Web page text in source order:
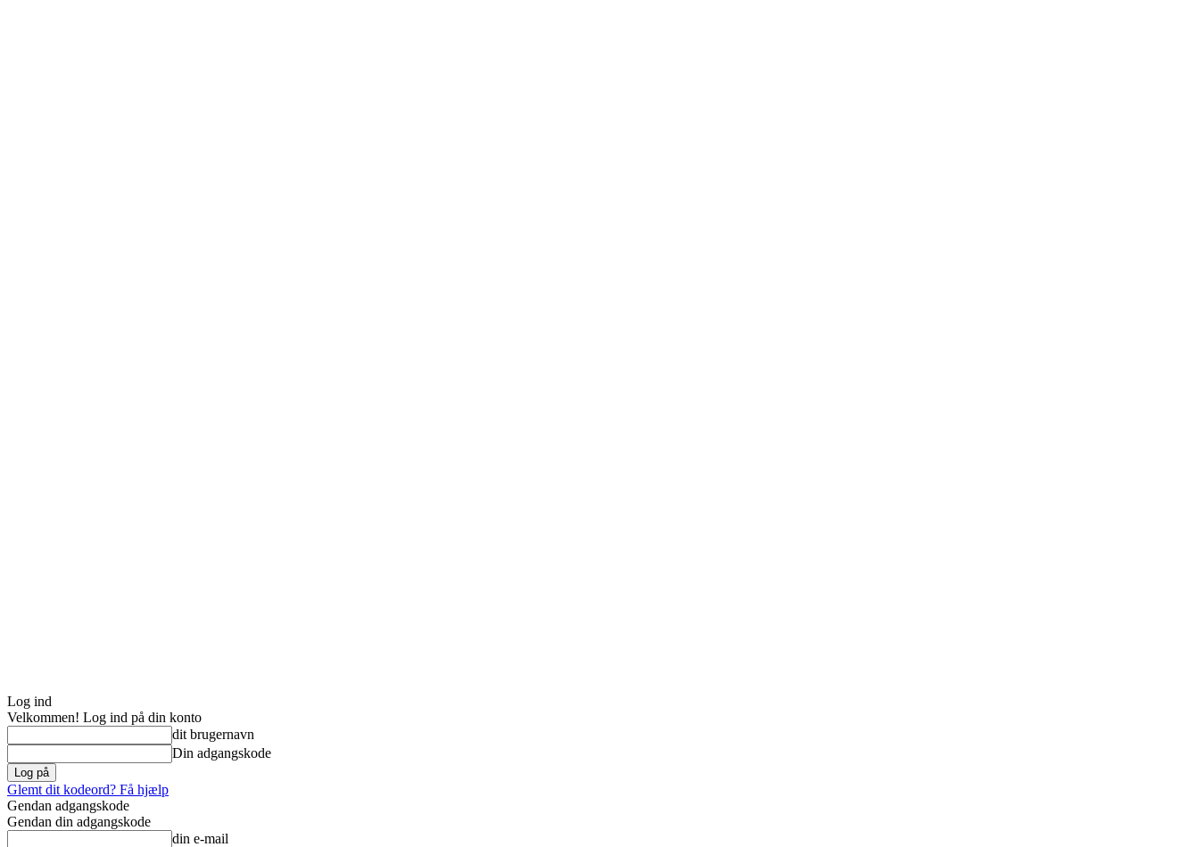
Log ind
Velkommen! Log ind på din konto
dit brugernavn
Din adgangskode
Glemt dit kodeord? Få hjælp
Gendan adgangskode
Gendan din adgangskode
din e-mail